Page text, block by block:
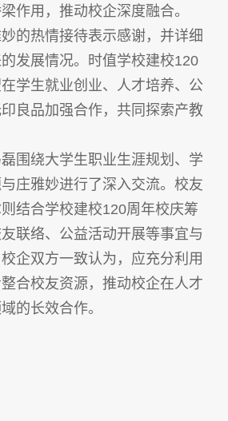
作用，推动校企深度融合。
的热情接待表示感谢，并详细
发展情况。时值学校建校120
学生就业创业、人才培养、公
良品加强合作，共同探索产教
围绕大学生职业生涯规划、学
庄雅妙进行了深入交流。校友
结合学校建校120周年校庆筹
联络、公益活动开展等事宜与
企双方一致认为，应充分利用
合校友资源，推动校企在人才
的长效合作。